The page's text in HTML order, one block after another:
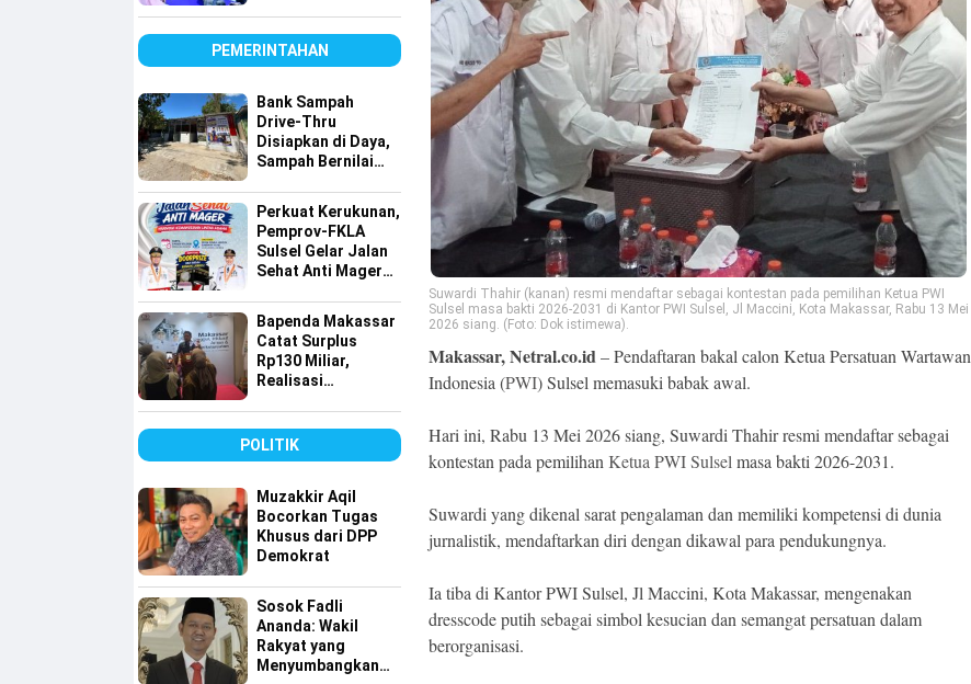
PEMERINTAHAN
Bank Sampah
Drive-Thru
Disiapkan di Daya,
Sampah Bernilai
Perkuat Kerukunan,
Pemprov-FKLA
Sulsel Gelar Jalan
Sehat Anti Mager
Lintas Agama
Bapenda Makassar
Catat Surplus
Rp130 Miliar,
Realisasi
POLITIK
Muzakkir Aqil
Bocorkan Tugas
Khusus dari DPP
Demokrat
Sosok Fadli
Ananda: Wakil
Rakyat yang
Menyumbangkan
Suwardi Thahir (kanan) resmi mendaftar sebagai kontestan pada pemilihan Ketua PWI
Sulsel masa bakti 2026-2031 di Kantor PWI Sulsel, Jl Maccini, Kota Makassar, Rabu 13 Mei
2026 siang. (Foto: Dok istimewa).
Makassar, Netral.co.id– Pendaftaran bakal calon Ketua Persatuan Wartawan
Indonesia (PWI) Sulsel memasuki babak awal.
Hari ini, Rabu 13 Mei 2026 siang, Suwardi Thahir resmi mendaftar sebagai
kontestan pada pemilihanKetua PWI Sulsel masa bakti 2026-2031.
Suwardi yang dikenal sarat pengalaman dan memiliki kompetensi di dunia
jurnalistik, mendaftarkan diri dengan dikawal para pendukungnya.
Ia tiba di Kantor PWI Sulsel, Jl Maccini, Kota Makassar, mengenakan
dresscode putih sebagai simbol kesucian dan semangat persatuan dalam
berorganisasi.